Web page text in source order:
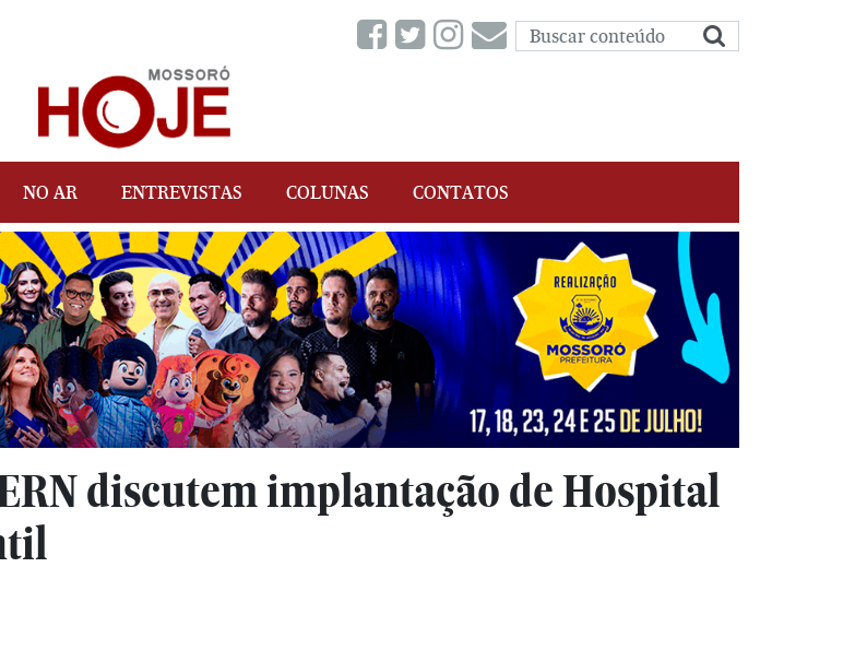
NO AR ENTREVISTAS COLUNAS CONTATOS
discutem implantação de Hospital